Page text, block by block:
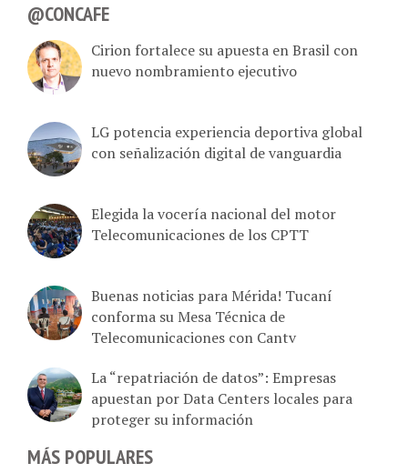
@CONCAFE
Cirion fortalece su apuesta en Brasil con
nuevo nombramiento ejecutivo
LG potencia experiencia deportiva global
con señalización digital de vanguardia
Elegida la vocería nacional del motor
Telecomunicaciones de los CPTT
Buenas noticias para Mérida! Tucaní
conforma su Mesa Técnica de
Telecomunicaciones con Cantv
La “repatriación de datos”: Empresas
apuestan por Data Centers locales para
proteger su información
MÁS POPULARES